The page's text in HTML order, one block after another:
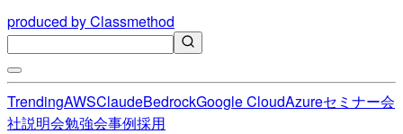
produced by Classmethod
TrendingAWSClaudeBedrockGoogle CloudAzureセミナー会
社説明会勉強会事例採用